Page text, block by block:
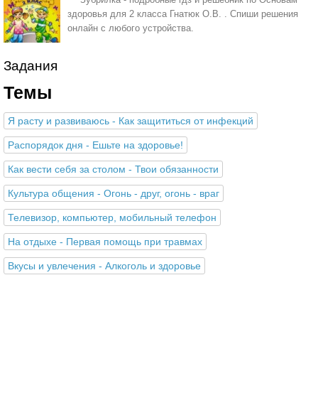
здоровья для 2 класса Гнатюк О.В. . Спиши решения
онлайн с любого устройства.
Задания
Темы
Я расту и развиваюсь - Как защититься от инфекций
Распорядок дня - Ешьте на здоровье!
Как вести себя за столом - Твои обязанности
Культура общения - Огонь - друг, огонь - враг
Телевизор, компьютер, мобильный телефон
На отдыхе - Первая помощь при травмах
Вкусы и увлечения - Алкоголь и здоровье